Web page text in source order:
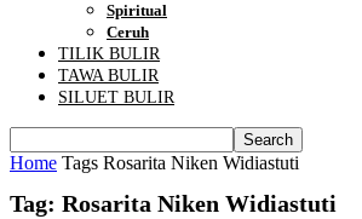
Spiritual
Ceruh
TILIK BULIR
TAWA BULIR
SILUET BULIR
Home Tags Rosarita Niken Widiastuti
Tag: Rosarita Niken Widiastuti